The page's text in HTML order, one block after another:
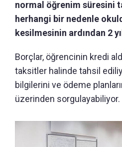
normal öğrenim süresini
herhangi bir nedenle
kesilmesinin ardından 2
Borçlar, öğrencinin kredi
taksitler halinde tahsil
bilgilerini ve ödeme
üzerinden sorgulayabiliyor.